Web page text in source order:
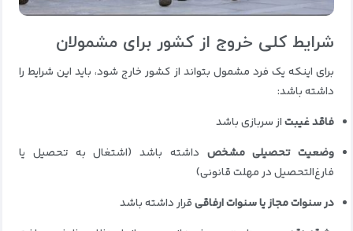
شرایط کلی خروج از کشور برای مشمولان
برای اینکه یک فرد مشمول بتواند از کشور خارج شود، باید این شرایط را
داشته باشد:
فاقد غیبتاز سربازی باشد
وضعیت تحصیلی مشخص داشته باشد (اشتغال به تحصیل یا
فارغ‌التحصیل در مهلت قانونی)
در سنوات مجاز یا سنوات ارفاقیقرار داشته باشد